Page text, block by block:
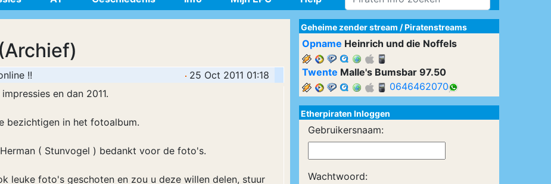
!!
25 Oct 2011 01:18
en dan 2011.
bezichtigen in het fotoalbum.
( Stunvogel ) bedankt voor de foto's.
leuke foto's geschoten en zou u deze willen delen, stuur
Geheime zender stream /Piratenstreams
Opname Heinrich und die Noffels
Twente Malle's Bumsbar 97.50
0646462070
Etherpiraten Inloggen
Gebruikersnaam:
Wachtwoord: